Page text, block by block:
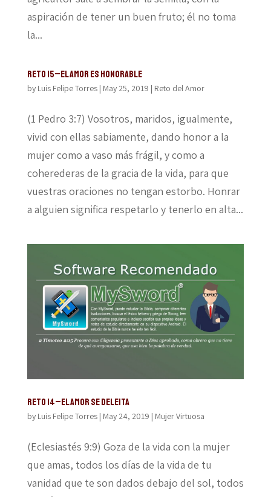
aspiración de tener un buen fruto; él no toma
la...
Reto 15–El amor es honorable
by Luis Felipe Torres| May 25, 2019 | Reto del Amor
(1 Pedro 3:7) Vosotros, maridos, igualmente,
vivid con ellas sabiamente, dando honor a la
mujer como a vaso más frágil, y como a
coherederas de la gracia de la vida, para que
vuestras oraciones no tengan estorbo. Honrar
a alguien significa respetarlo y tenerlo en alta...
Reto 14–El amor se deleita
by Luis Felipe Torres| May 24, 2019 | Mujer Virtuosa
(Eclesiastés 9:9) Goza de la vida con la mujer
que amas, todos los días de la vida de tu
vanidad que te son dados debajo del sol, todos